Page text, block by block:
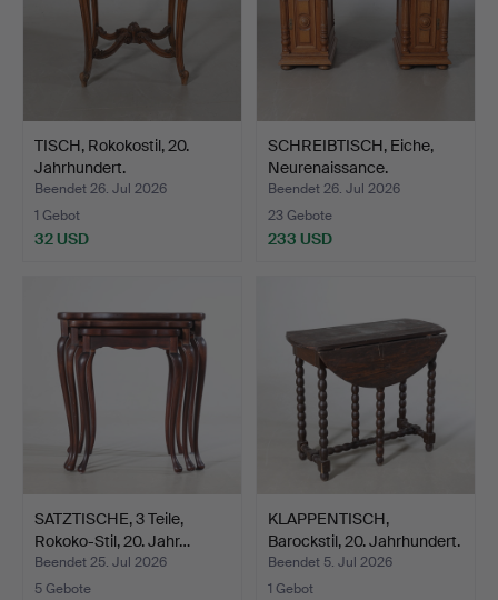
TISCH, Rokokostil, 20.
Jahrhundert.
Beendet 26. Jul 2026
1 Gebot
32 USD
SCHREIBTISCH, Eiche,
Neurenaissance.
Beendet 26. Jul 2026
23 Gebote
233 USD
SATZTISCHE, 3 Teile,
Rokoko-Stil, 20. Jahr…
Beendet 25. Jul 2026
5 Gebote
KLAPPENTISCH,
Barockstil, 20. Jahrhundert.
Beendet 5. Jul 2026
1 Gebot